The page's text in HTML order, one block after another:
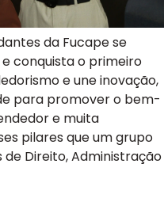
da Fucape se
conquista o primeiro
e une inovação,
para promover o bem-
e muita
pilares que um grupo
Direito, Administração